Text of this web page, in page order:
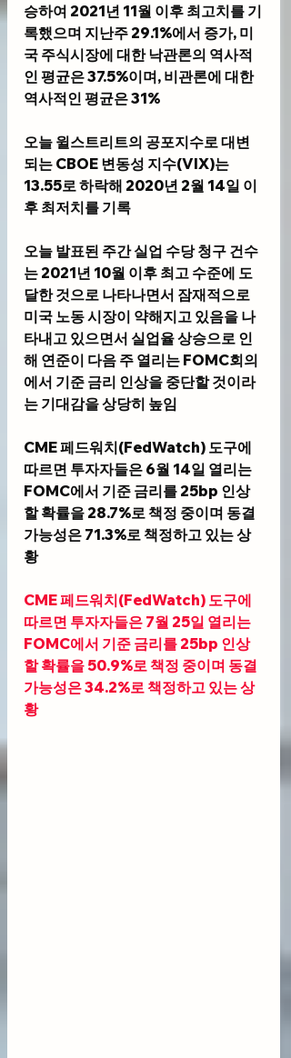
승하여 2021년 11월 이후 최고치를 기
록했으며 지난주 29.1%에서 증가, 미
국 주식시장에 대한 낙관론의 역사적
인 평균은 37.5%이며, 비관론에 대한
역사적인 평균은 31%
오늘 윌스트리트의 공포지수로 대변
되는 CBOE 변동성 지수(VIX)는
13.55로 하락해 2020년 2월 14일 이
후 최저치를 기록
오늘 발표된 주간 실업 수당 청구 건수
는 2021년 10월 이후 최고 수준에 도
달한 것으로 나타나면서 잠재적으로
미국 노동 시장이 약해지고 있음을 나
타내고 있으면서 실업율 상승으로 인
해 연준이 다음 주 열리는 FOMC회의
에서 기준 금리 인상을 중단할 것이라
는 기대감을 상당히 높임
CME 페드워치(FedWatch) 도구에
따르면 투자자들은 6월 14일 열리는
FOMC에서 기준 금리를 25bp 인상
할 확률을 28.7%로 책정 중이며 동결
가능성은 71.3%로 책정하고 있는 상
황
CME 페드워치(FedWatch) 도구에
따르면 투자자들은 7월 25일 열리는
FOMC에서 기준 금리를 25bp 인상
할 확률을 50.9%로 책정 중이며 동결
가능성은 34.2%로 책정하고 있는 상
황